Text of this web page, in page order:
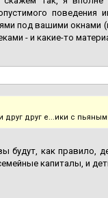
под вашими
- и какие-то
друг е...ики с
будут, как правило,
капиталы, и